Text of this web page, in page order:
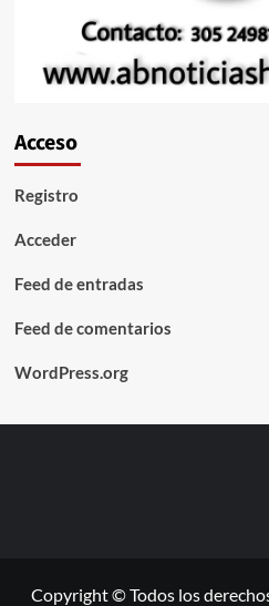
Acceso
Registro
Acceder
Feed de entradas
Feed de comentarios
WordPress.org
Copyright © Todos los